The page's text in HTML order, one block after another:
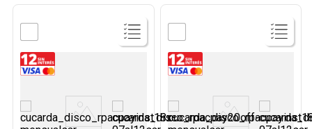
Ver
Producto
Ver
Producto